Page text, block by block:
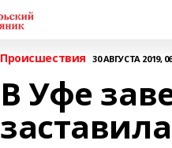
Происшествия 30 АВГУСТА 2019,
В Уфе